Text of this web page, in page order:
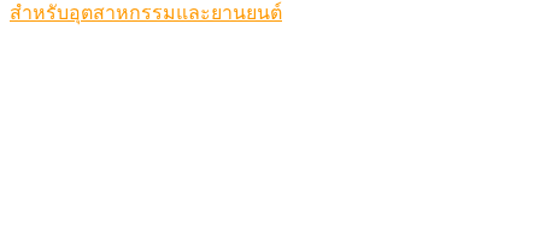
สำหรับอุตสาหกรรมและยานยนต์